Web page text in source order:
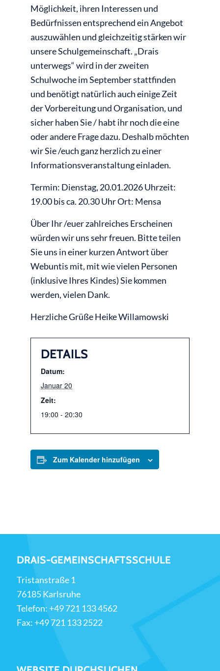
Möglichkeit, ihren Interessen und
Bedürfnissen entsprechend ein Angebot
auszuwählen und gleichzeitig stärken wir
unsere Schulgemeinschaft. „Drais
unterwegs“ wird in der zweiten
Schulwoche im September stattfinden
und benötigt natürlich auch einige Zeit
der Vorbereitung und Organisation, und
sicher haben Sie / habt ihr noch die eine
oder andere Frage dazu. Deshalb möchten
wir Sie /euch ganz herzlich zu einer
Informationsveranstaltung einladen.
Termin: Dienstag, 20.01.2026 Uhrzeit:
19.00 bis ca. 20.30 Uhr Ort: Mensa
Über Ihr /euer zahlreiches Erscheinen
würden wir uns sehr freuen. Bitte teilen
Sie uns in einer kurzen Antwort über
Webuntis mit, mit wie vielen Personen
(inklusive Ihres Kindes) Sie kommen
werden, vielen Dank.
Herzliche Grüße Heike Willamowski
DETAILS
Datum:
Januar 20
Zeit:
19:00 - 20:30
Zum Kalender hinzufügen
DRAIS-GEMEINSCHAFTSSCHULE
Tristanstraße 1
76185 Karlsruhe
Telefon: +49 721 133 4562
Fax: +49 721 133 2522